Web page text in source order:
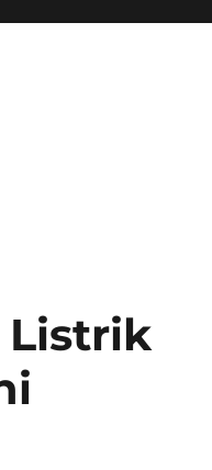
Listrik